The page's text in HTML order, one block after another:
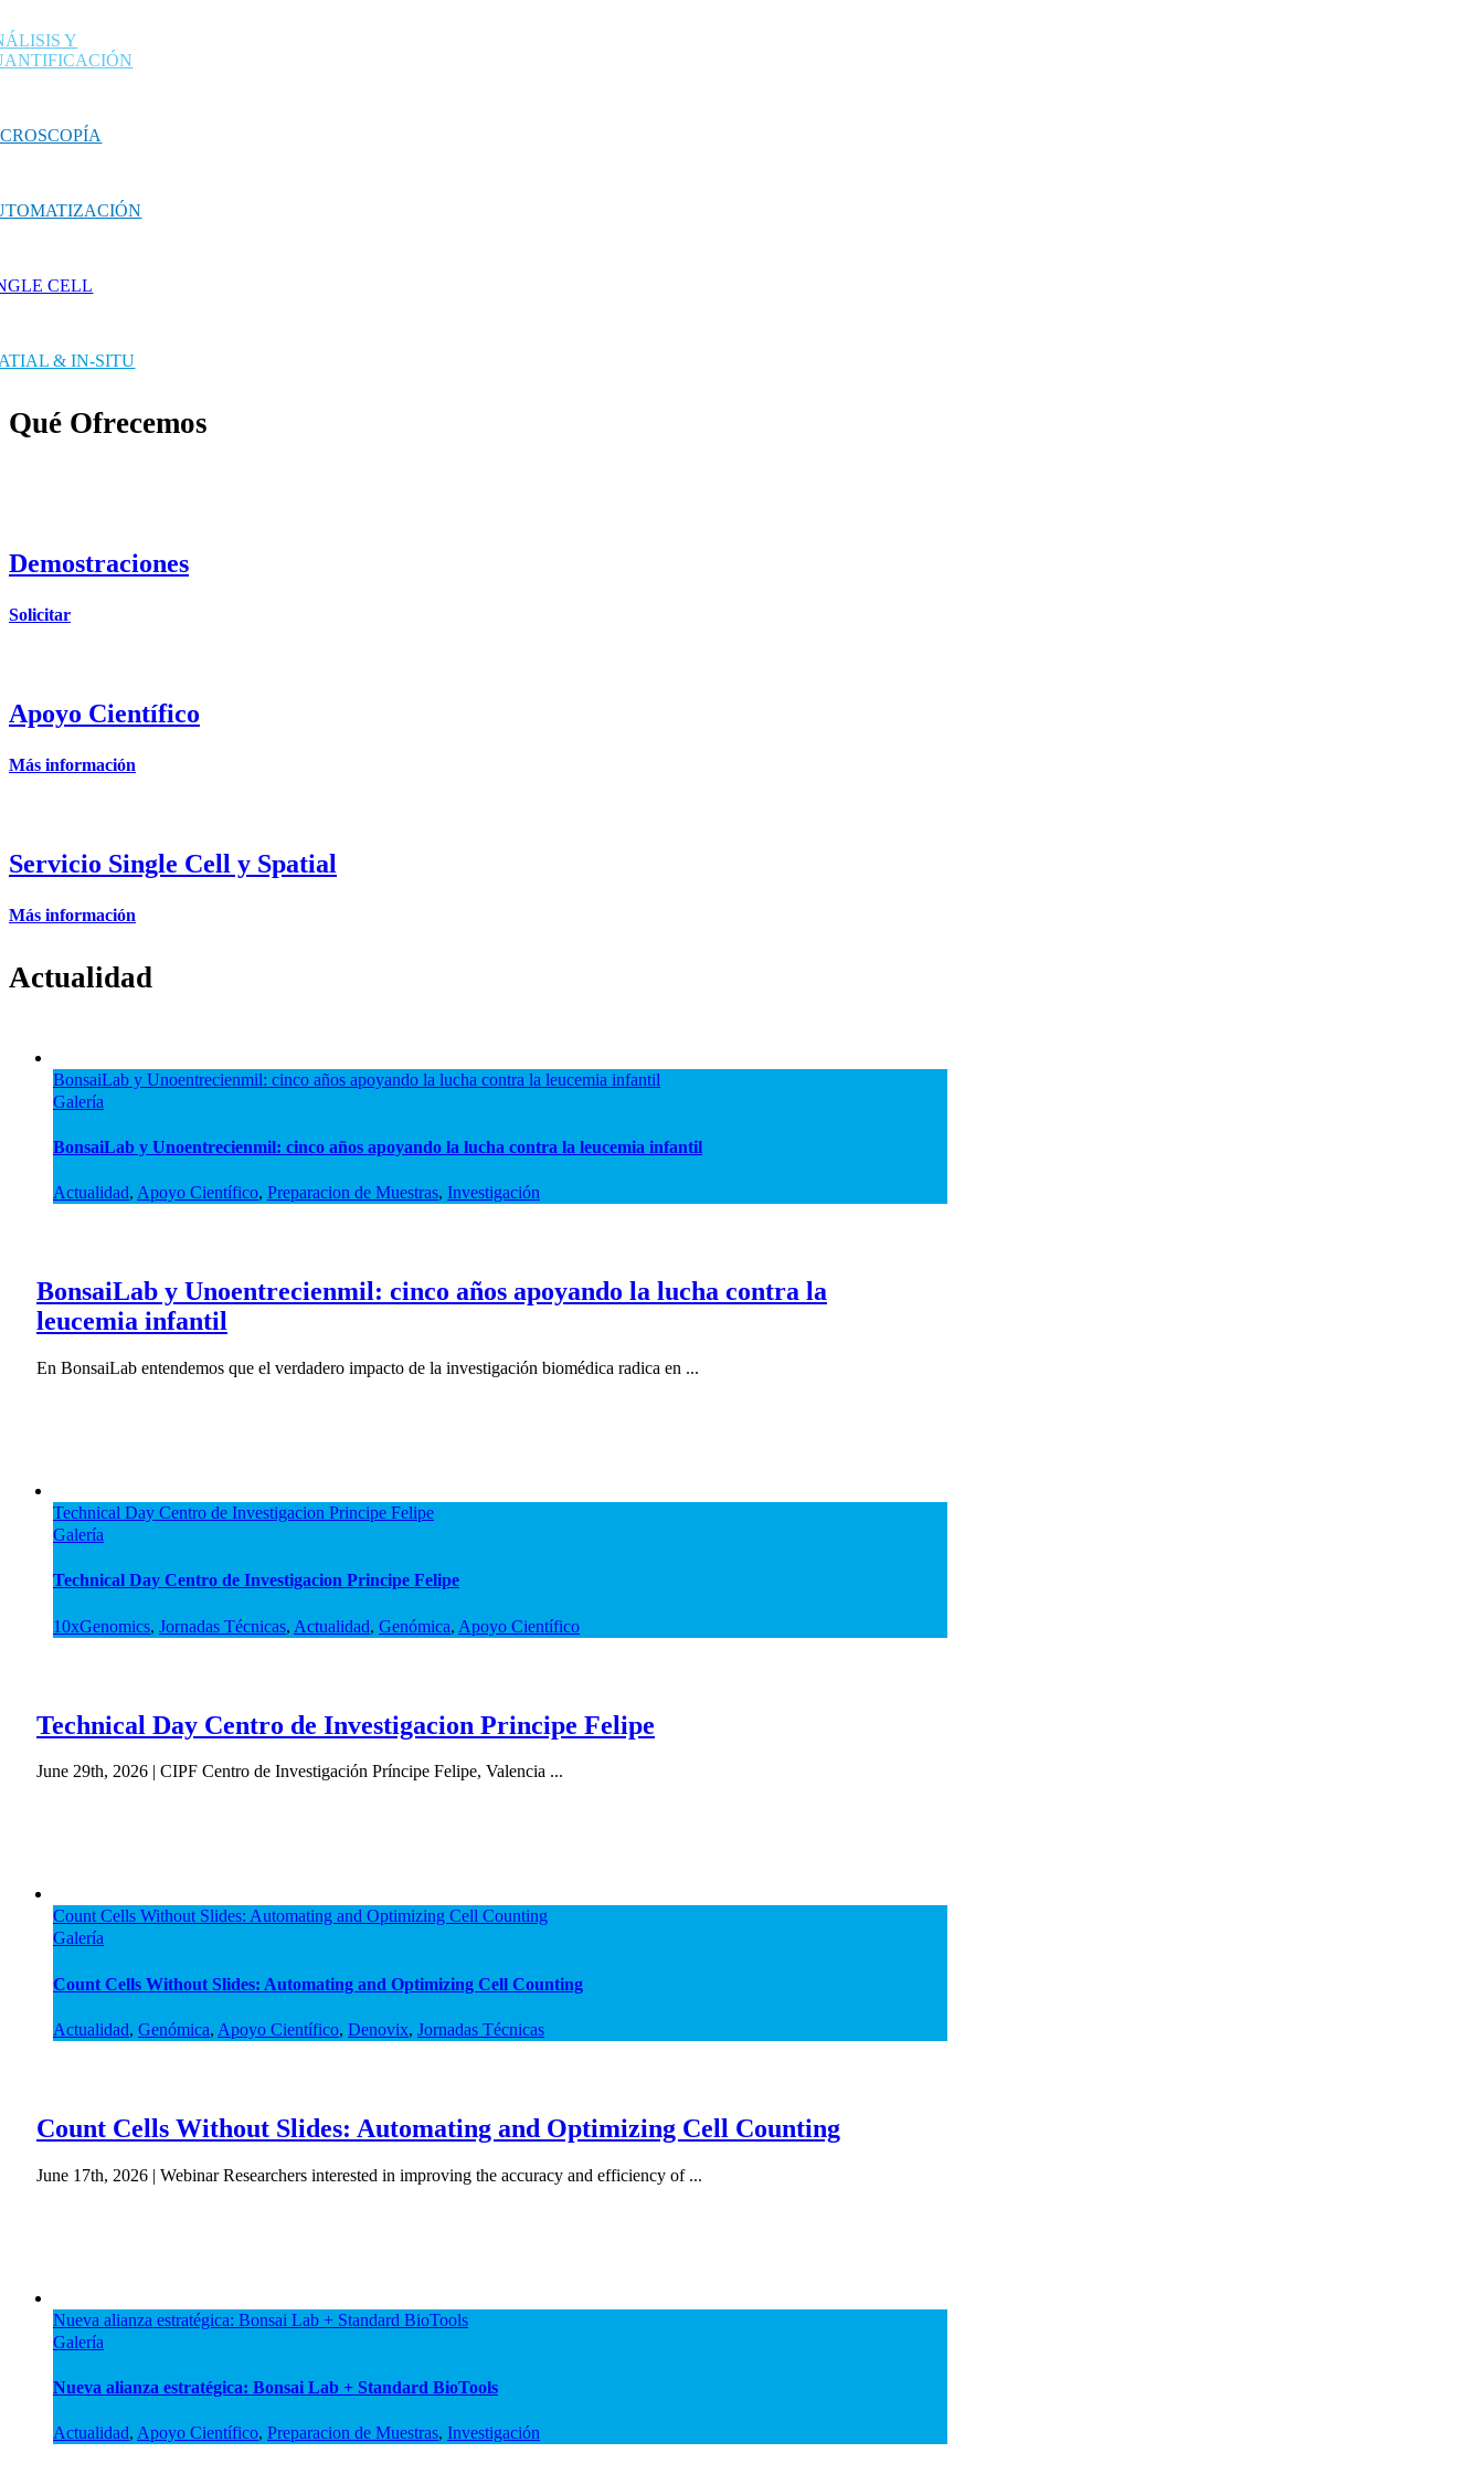
Y
CELL
& IN-SITU
Qué Ofrecemos
Demostraciones
Solicitar
Apoyo Científico
Más información
Servicio Single Cell y Spatial
Más información
Actualidad
BonsaiLab y Unoentrecienmil: cinco años apoyando la lucha contra la leucemia infantil
Galería
BonsaiLab y Unoentrecienmil: cinco años apoyando la lucha contra la leucemia infantil
Actualidad, Apoyo Científico, Preparacion de Muestras, Investigación
BonsaiLab y Unoentrecienmil: cinco años apoyando la lucha contra la
leucemia infantil
En BonsaiLab entendemos que el verdadero impacto de la investigación biomédica radica en ...
Technical Day Centro de Investigacion Principe Felipe
Galería
Technical Day Centro de Investigacion Principe Felipe
10xGenomics, Jornadas Técnicas, Actualidad, Genómica, Apoyo Científico
Technical Day Centro de Investigacion Principe Felipe
June 29th, 2026 | CIPF Centro de Investigación Príncipe Felipe, Valencia ...
Count Cells Without Slides: Automating and Optimizing Cell Counting
Galería
Count Cells Without Slides: Automating and Optimizing Cell Counting
Actualidad, Genómica, Apoyo Científico, Denovix, Jornadas Técnicas
Count Cells Without Slides: Automating and Optimizing Cell Counting
June 17th, 2026 | Webinar Researchers interested in improving the accuracy and efficiency of ...
Nueva alianza estratégica: Bonsai Lab + Standard BioTools
Galería
Nueva alianza estratégica: Bonsai Lab + Standard BioTools
Actualidad, Apoyo Científico, Preparacion de Muestras, Investigación